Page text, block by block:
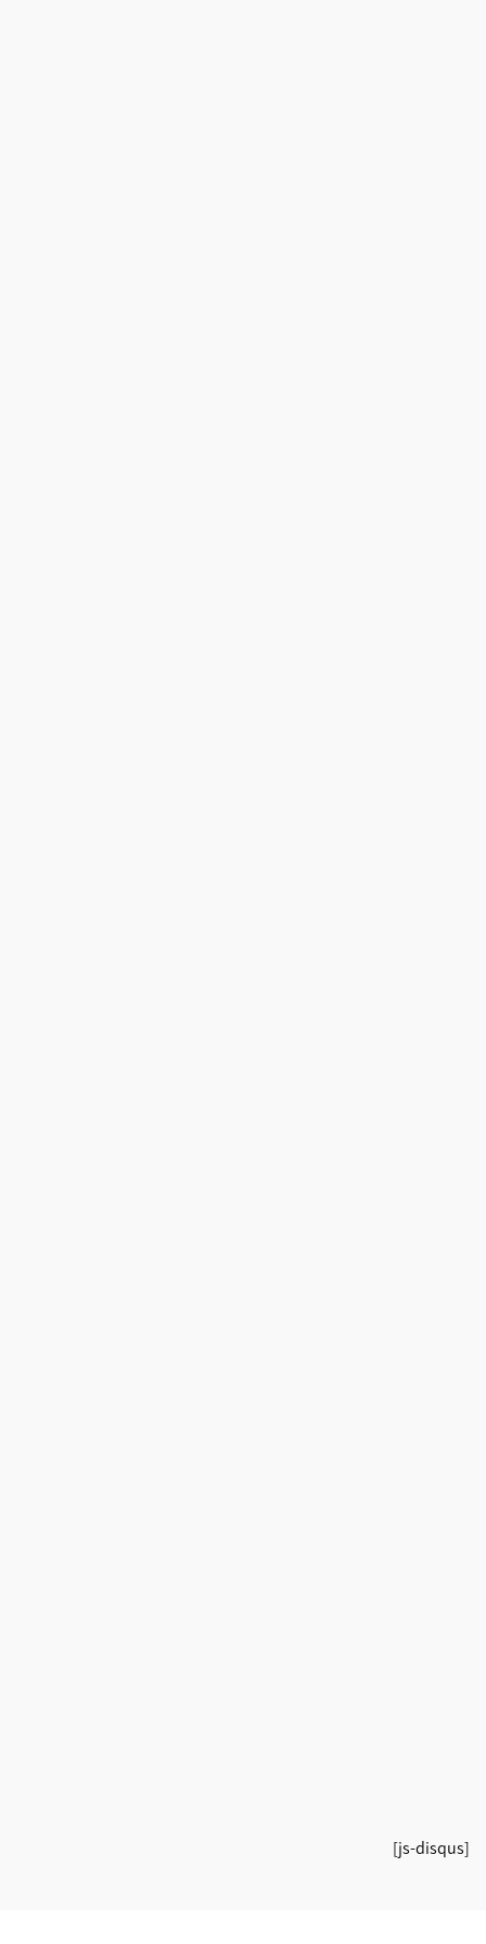
[js-disqus]